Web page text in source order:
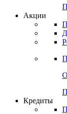
Акции
Кредиты